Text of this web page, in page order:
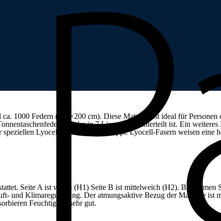
1000 Federn (100×200 cm). Diese Matratze ist ideal für
der in 7 Liegezonen unterteilt ist. Ein
Lyocell-Klimafaser versteppt. Lyocell-Fasern weisen eine
Seite A ist weich (H1) Seite B ist mittelweich (H2).
und Klimaregulierung. Der atmungsaktive Bezug der Matratze ist
Feuchtigkeit sehr gut.